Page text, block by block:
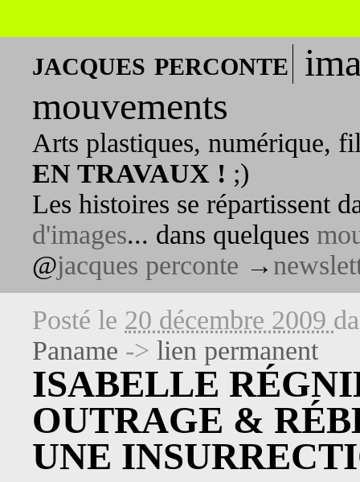
jacques perconte
mouvements
Arts plastiques, numérique,
EN TRAVAUX ! ;)
Les histoires se répartissent
d'images... dans quelques
@jacques perconte →
Posté le 20 décembre 2009
Paname -> lien permanent
ISABELLE
OUTRAGE &
UNE